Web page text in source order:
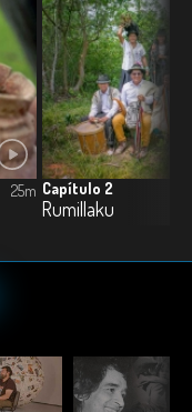
25m Capítulo 2
Rumillaku